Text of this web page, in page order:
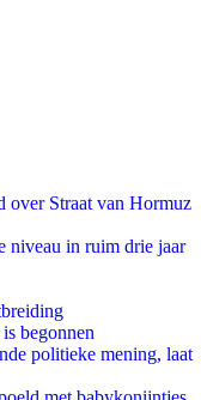
over Straat van Hormuz
niveau in ruim drie jaar
begonnen
politieke mening, laat